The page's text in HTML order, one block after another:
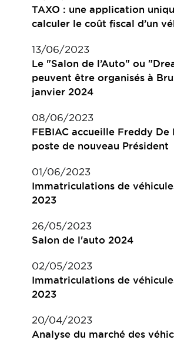
TAXO : une application
calculer le coût fiscal d’un
13/06/2023
Le "Salon de l’Auto" ou
peuvent être organisés à
janvier 2024
08/06/2023
FEBIAC accueille Freddy De
poste de nouveau Président
01/06/2023
Immatriculations de
2023
26/05/2023
Salon de l'auto 2024
02/05/2023
Immatriculations de
2023
20/04/2023
Analyse du marché des